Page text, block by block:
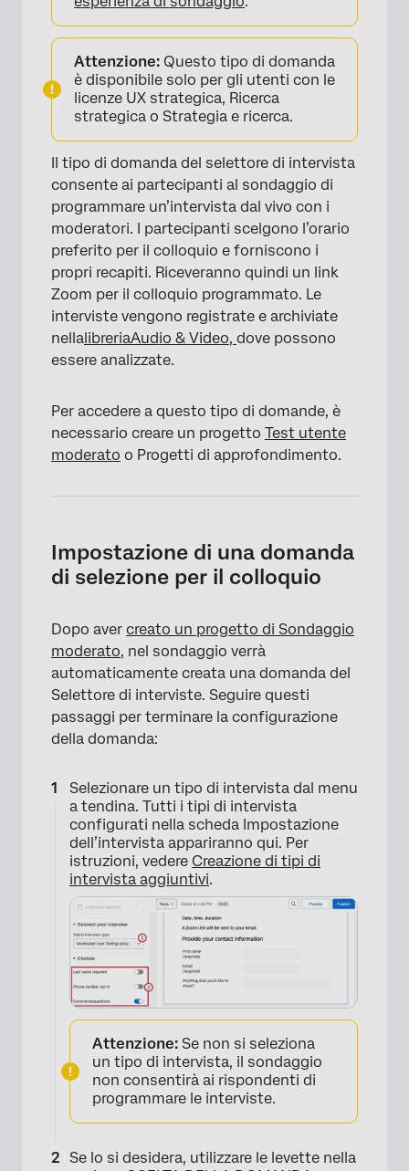
Attenzione: Questo tipo di domanda
è disponibile solo per gli utenti con le
licenze UX strategica, Ricerca
strategica o Strategia e ricerca.
Il tipo di domanda del selettore di intervista
consente ai partecipanti al sondaggio di
programmare un’intervista dal vivo con i
moderatori. I partecipanti scelgono l’orario
preferito per il colloquio e forniscono i
propri recapiti. Riceveranno quindi un link
Zoom per il colloquio programmato. Le
interviste vengono registrate e archiviate
nellalibreriaAudio & Video, dove possono
essere analizzate.
Per accedere a questo tipo di domande, è
necessario creare un progetto Test utente
moderato o Progetti di approfondimento.
Impostazione di una domanda
di selezione per il colloquio
Dopo aver creato un progetto di Sondaggio
moderato, nel sondaggio verrà
automaticamente creata una domanda del
Selettore di interviste. Seguire questi
passaggi per terminare la configurazione
della domanda:
Selezionare un tipo di intervista dal menu
a tendina. Tutti i tipi di intervista
configurati nella scheda Impostazione
dell’intervista appariranno qui. Per
istruzioni, vedere Creazione di tipi di
intervista aggiuntivi.
Attenzione: Se non si seleziona
un tipo di intervista, il sondaggio
non consentirà ai rispondenti di
programmare le interviste.
Se lo si desidera, utilizzare le levette nella